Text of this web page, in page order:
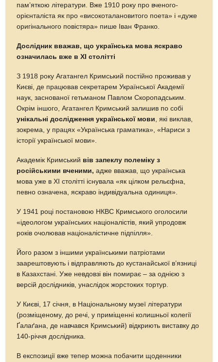
пам’яткою літератури. Вже 1910 року про вченого-
орієнталіста як про «високоталановитого поета» і «дуже
оригінального повістяра» пише Іван Франко.
Дослідник вважав, що українська мова яскраво
означилась вже в XI столітті
З 1918 року Агатангел Кримський постійно проживав у
Києві, де працював секретарем Української Академії
наук, заснованої гетьманом Павлом Скоропадським.
Окрім іншого, Агатангел Кримський залишив по собі
унікальні дослідження української мови, які виклав,
зокрема, у працях «Українська граматика», «Нариси з
історії української мови».
Академік Кримський вів запеклу полеміку з
російськими вченими, адже вважав, що українська
мова уже в XI столітті існувала «як цілком рельєфна,
певно означена, яскраво індивідуальна одиниця».
У 1941 році постановою НКВС Кримського оголосили
«ідеологом українських націоналістів, який упродовж
років очолював націоналістичне підпілля».
Його разом з іншими українськими патріотами
заарештовують і відправляють до кустанайської в’язниці
в Казахстані. Уже невдовзі він помирає – за однією з
версій дослідників, унаслідок жорстоких тортур.
У Києві, 17 січня, в Національному музеї літератури
(розміщеному, до речі, у приміщенні колишньої колегії
Ґалаґана, де навчався Кримський) відкриють виставку до
140-річчя дослідника.
В експозиції вже тепер можна побачити щоденники